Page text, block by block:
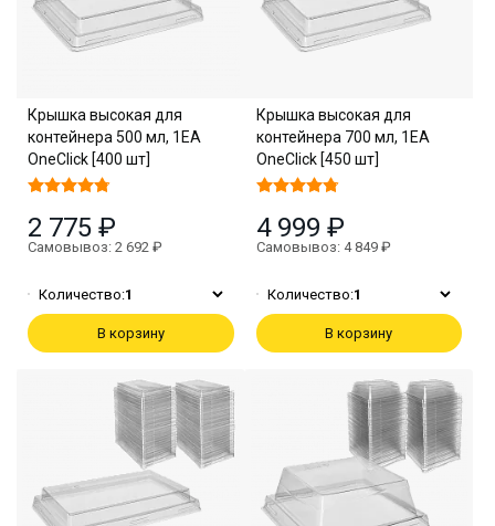
Крышка высокая для
контейнера 500 мл, 1EA
OneClick [400 шт]
2 775 ₽
Самовывоз: 2 692 ₽
Количество:1
В корзину
Крышка высокая для
контейнера 700 мл, 1EA
OneClick [450 шт]
4 999 ₽
Самовывоз: 4 849 ₽
Количество:1
В корзину